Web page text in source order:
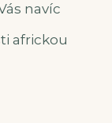
navíc
africkou